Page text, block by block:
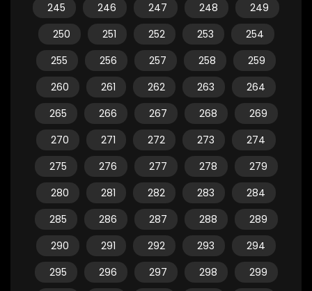
245
246 247 248
249
250
251 252 253
254
255
256 257 258
259
260
261 262 263
264
265
266 267 268
269
270
271 272 273
274
275
276 277 278
279
280
281 282 283
284
285
286 287 288
289
290
291 292 293
294
295
296 297 298
299